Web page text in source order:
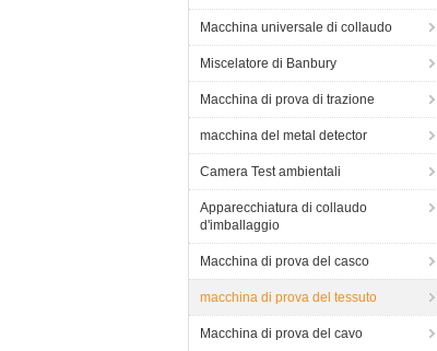
Macchina universale di collaudo
Miscelatore di Banbury
Macchina di prova di trazione
macchina del metal detector
Camera Test ambientali
Apparecchiatura di collaudo
d'imballaggio
Macchina di prova del casco
macchina di prova del tessuto
Macchina di prova del cavo